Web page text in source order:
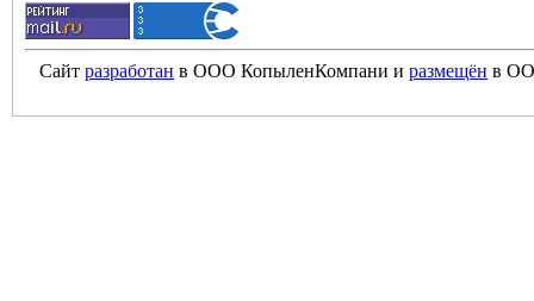
Сайт разработан в ООО КопыленКомпани и размещён в